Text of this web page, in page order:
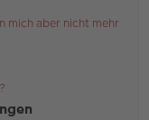
mich aber nicht mehr